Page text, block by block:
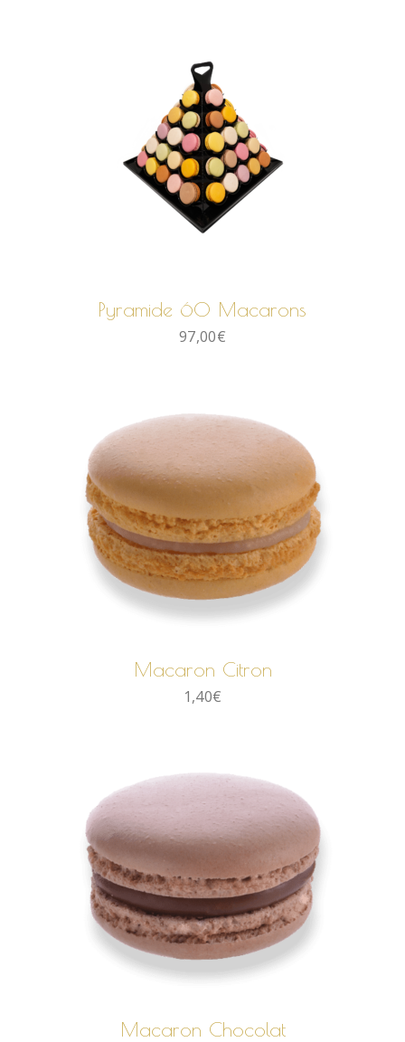
Pyramide 60 Macarons
97,00€
AJOUTER AU PANIER
Macaron Citron
1,40€
AJOUTER AU PANIER
Macaron Chocolat